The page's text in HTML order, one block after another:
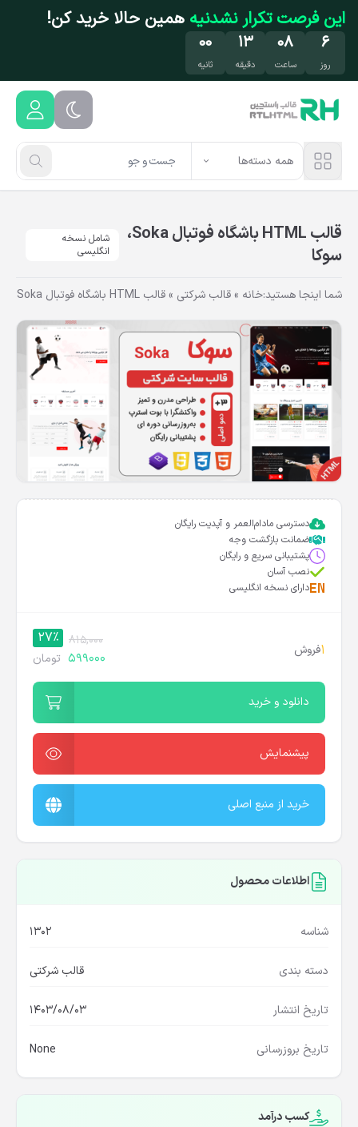
رفتن به محتوای اصلی
این فرصت تکرار نشدنیه همین حالا خرید کن!
۶
روز
۰۸
ساعت
۱۲
دقیقه
۵۹
ثانیه
همه دسته‌ها
قالب HTML باشگاه فوتبال Soka،
سوکا
شامل نسخه
انگلیسی
شما اینجا هستید:خانه »قالب شرکتی »قالب HTML باشگاه فوتبال Soka، سوکا
دسترسی مادام‌العمر و آپدیت رایگان
ضمانت بازگشت وجه
پشتیبانی سریع و رایگان
نصب آسان
دارای نسخه انگلیسی
1فروش
815,000
27%
599000 تومان
دانلود و خرید
پیشنمایش
خرید از منبع اصلی
اطلاعات محصول
شناسه 1302
دسته بندی قالب شرکتی
تاریخ انتشار 1403/08/03
تاریخ بروزرسانی None
کسب درآمد